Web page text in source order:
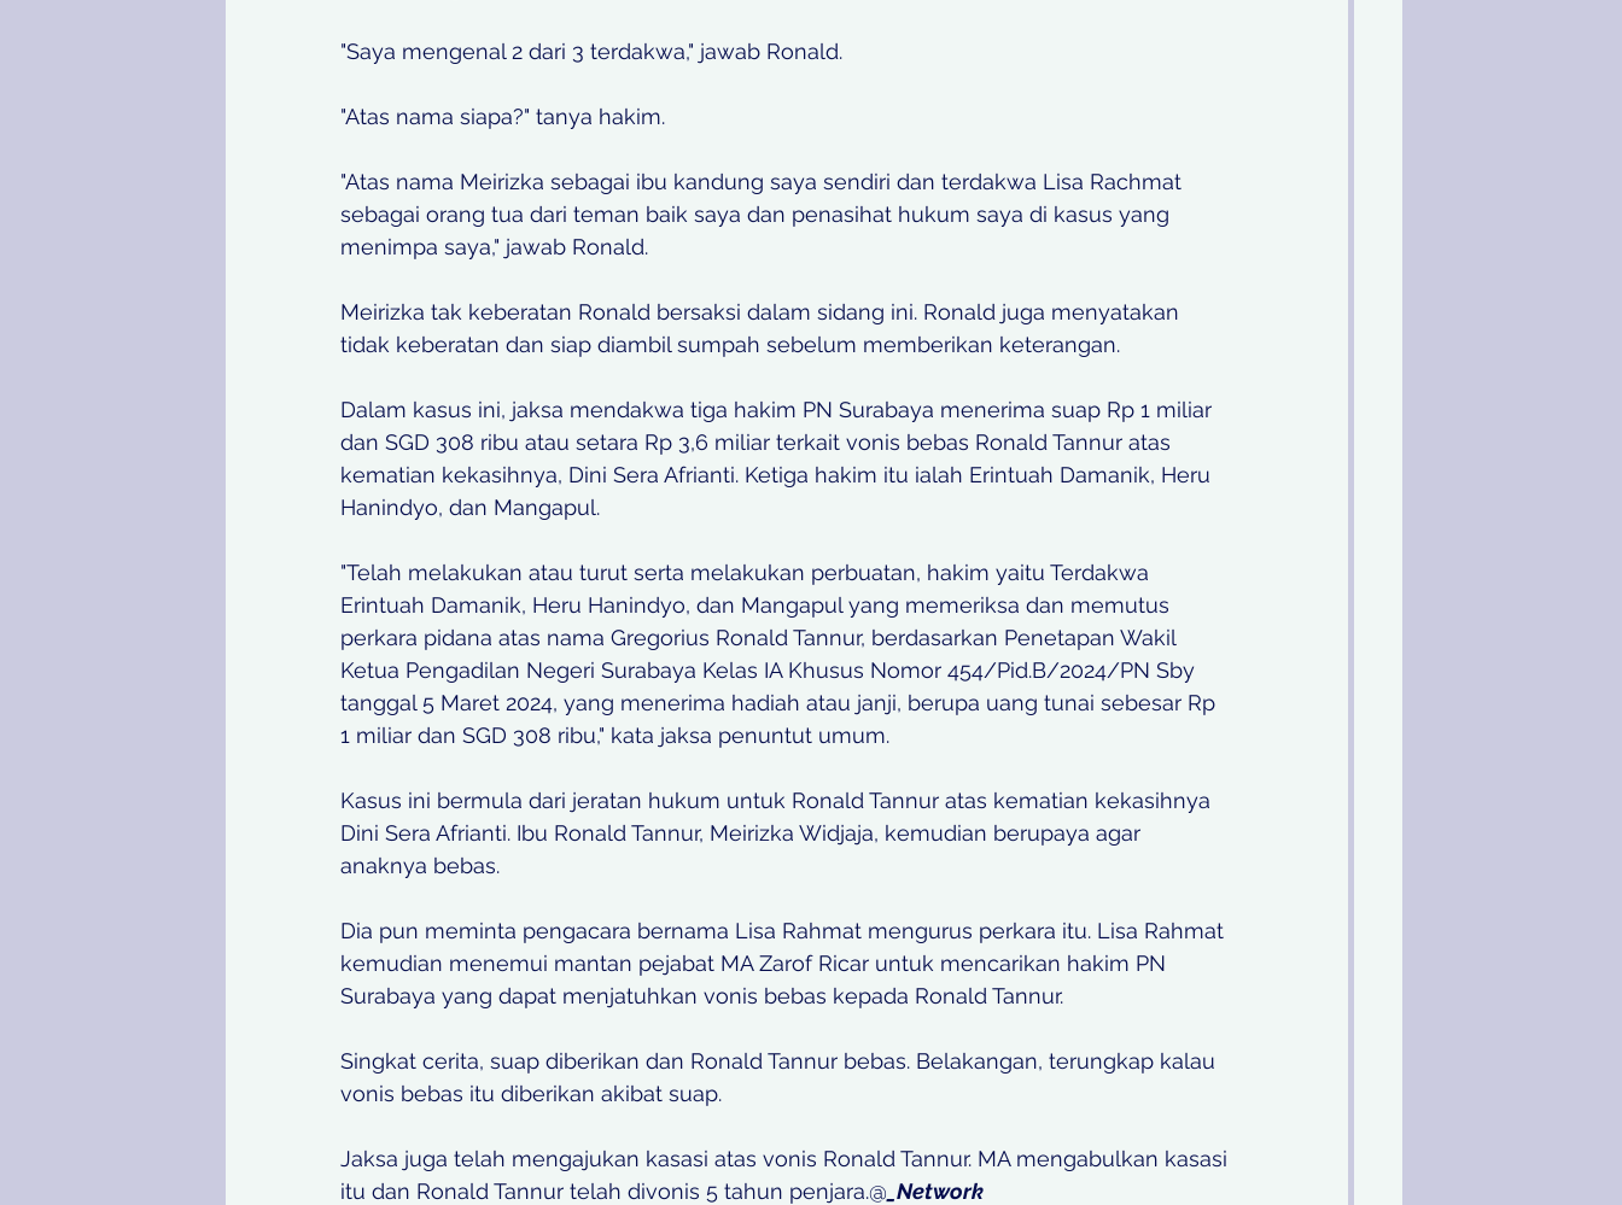
"Saya mengenal 2 dari 3 terdakwa," jawab Ronald.
"Atas nama siapa?" tanya hakim.
"Atas nama Meirizka sebagai ibu kandung saya sendiri dan terdakwa Lisa Rachmat
sebagai orang tua dari teman baik saya dan penasihat hukum saya di kasus yang
menimpa saya," jawab Ronald.
Meirizka tak keberatan Ronald bersaksi dalam sidang ini. Ronald juga menyatakan
tidak keberatan dan siap diambil sumpah sebelum memberikan keterangan.
Dalam kasus ini, jaksa mendakwa tiga hakim PN Surabaya menerima suap Rp 1 miliar
dan SGD 308 ribu atau setara Rp 3,6 miliar terkait vonis bebas Ronald Tannur atas
kematian kekasihnya, Dini Sera Afrianti. Ketiga hakim itu ialah Erintuah Damanik, Heru
Hanindyo, dan Mangapul.
"Telah melakukan atau turut serta melakukan perbuatan, hakim yaitu Terdakwa
Erintuah Damanik, Heru Hanindyo, dan Mangapul yang memeriksa dan memutus
perkara pidana atas nama Gregorius Ronald Tannur, berdasarkan Penetapan Wakil
Ketua Pengadilan Negeri Surabaya Kelas IA Khusus Nomor 454/Pid.B/2024/PN Sby
tanggal 5 Maret 2024, yang menerima hadiah atau janji, berupa uang tunai sebesar Rp
1 miliar dan SGD 308 ribu," kata jaksa penuntut umum.
Kasus ini bermula dari jeratan hukum untuk Ronald Tannur atas kematian kekasihnya
Dini Sera Afrianti. Ibu Ronald Tannur, Meirizka Widjaja, kemudian berupaya agar
anaknya bebas.
Dia pun meminta pengacara bernama Lisa Rahmat mengurus perkara itu. Lisa Rahmat
kemudian menemui mantan pejabat MA Zarof Ricar untuk mencarikan hakim PN
Surabaya yang dapat menjatuhkan vonis bebas kepada Ronald Tannur.
Singkat cerita, suap diberikan dan Ronald Tannur bebas. Belakangan, terungkap kalau
vonis bebas itu diberikan akibat suap.
Jaksa juga telah mengajukan kasasi atas vonis Ronald Tannur. MA mengabulkan kasasi
itu dan Ronald Tannur telah divonis 5 tahun penjara.@ _Network